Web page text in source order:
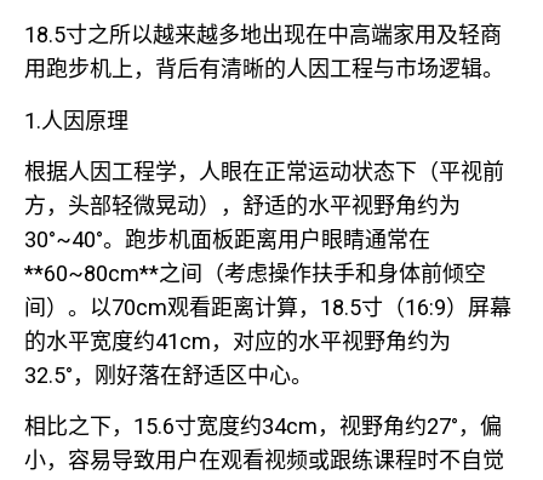
18.5寸之所以越来越多地出现在中高端家用及轻商
用跑步机上，背后有清晰的人因工程与市场逻辑。
1.人因原理
根据人因工程学，人眼在正常运动状态下（平视前
方，头部轻微晃动），舒适的水平视野角约为
30°~40°。跑步机面板距离用户眼睛通常在
**60~80cm**之间（考虑操作扶手和身体前倾空
间）。以70cm观看距离计算，18.5寸（16:9）屏幕
的水平宽度约41cm，对应的水平视野角约为
32.5°，刚好落在舒适区中心。
相比之下，15.6寸宽度约34cm，视野角约27°，偏
小，容易导致用户在观看视频或跟练课程时不自觉